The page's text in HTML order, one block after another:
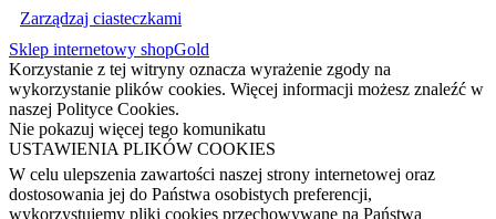
Zarządzaj ciasteczkami
Sklep internetowy shopGold
Korzystanie z tej witryny oznacza wyrażenie zgody na
wykorzystanie plików cookies. Więcej informacji możesz znaleźć w
naszej Polityce Cookies.
Nie pokazuj więcej tego komunikatu
USTAWIENIA PLIKÓW COOKIES
W celu ulepszenia zawartości naszej strony internetowej oraz
dostosowania jej do Państwa osobistych preferencji,
wykorzystujemy pliki cookies przechowywane na Państwa